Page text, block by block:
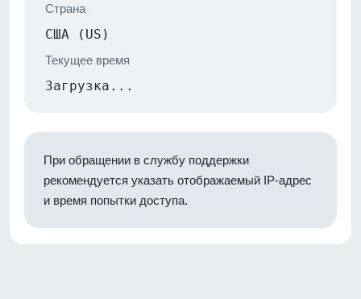
Страна
США (US)
Текущее время
Загрузка...
При обращении в службу поддержки
рекомендуется указать отображаемый IP-адрес
и время попытки доступа.